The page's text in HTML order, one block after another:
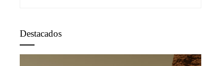
Destacados